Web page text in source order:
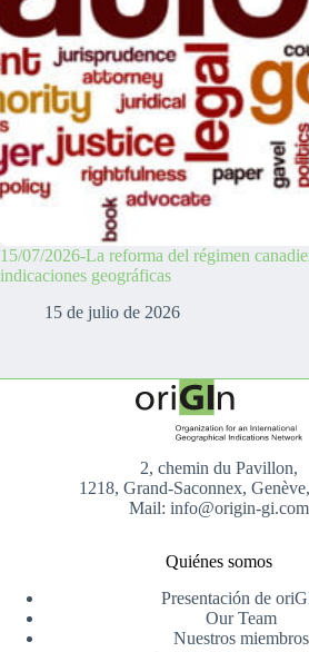
15/07/2026-La reforma del régimen
indicaciones geográficas
15 de julio de 2026
2, chemin du Pavillon,
1218, Grand-Saconnex,
Mail: info@origin-gi.com
Quiénes somos
Presentación de
Our Team
Nuestros miembros